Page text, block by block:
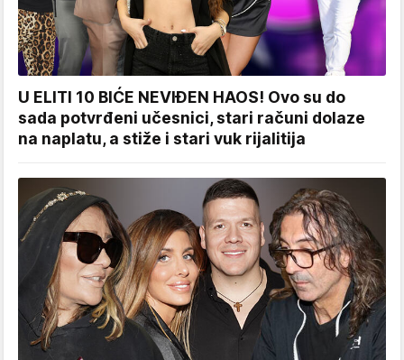
U ELITI 10 BIĆE NEVIĐEN HAOS! Ovo su do
sada potvrđeni učesnici, stari računi dolaze
na naplatu, a stiže i stari vuk rijalitija